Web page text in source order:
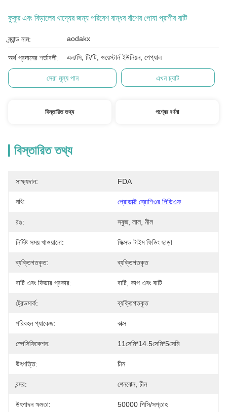
কুকুর এবং বিড়ালের খাদ্যের জন্য পরিবেশ বান্ধব বাঁশের পোষা প্রাণীর বাটি
ব্র্যান্ড নাম: aodakx
অর্থ প্রদানের শর্তাবলী: এল/সি, টি/টি, ওয়েস্টার্ন ইউনিয়ন, পেপ্যাল
সেরা মূল্য পান এখন চ্যাট
বিস্তারিত তথ্য পণ্যের বর্ণনা
বিস্তারিত তথ্য
সাক্ষ্যদান: FDA
নথি: প্রোডাক্ট ব্রোশিওর পিডিএফ
রঙ: সবুজ, লাল, নীল
নির্দিষ্ট সময় খাওয়ানো: ফিক্সড টাইম ফিডিং ছাড়া
ব্যক্তিগতকৃত: ব্যক্তিগতকৃত
বাটি এবং ফিডার প্রকার: বাটি, কাপ এবং বাটি
ট্রেডমার্ক: ব্যক্তিগতকৃত
পরিবহন প্যাকেজ: বাক্স
স্পেসিফিকেশন: 11সেমি*14.5সেমি*5সেমি
উৎপত্তি: চীন
বন্দর: শেনঝেন, চীন
উৎপাদন ক্ষমতা: 50000 পিসি/সপ্তাহ